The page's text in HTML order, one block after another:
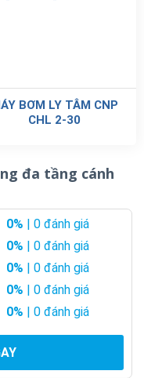
BƠM LY TÂM CNP
CHL 2-30
đa tầng cánh
0% | 0 đánh giá
0% | 0 đánh giá
0% | 0 đánh giá
0% | 0 đánh giá
0% | 0 đánh giá